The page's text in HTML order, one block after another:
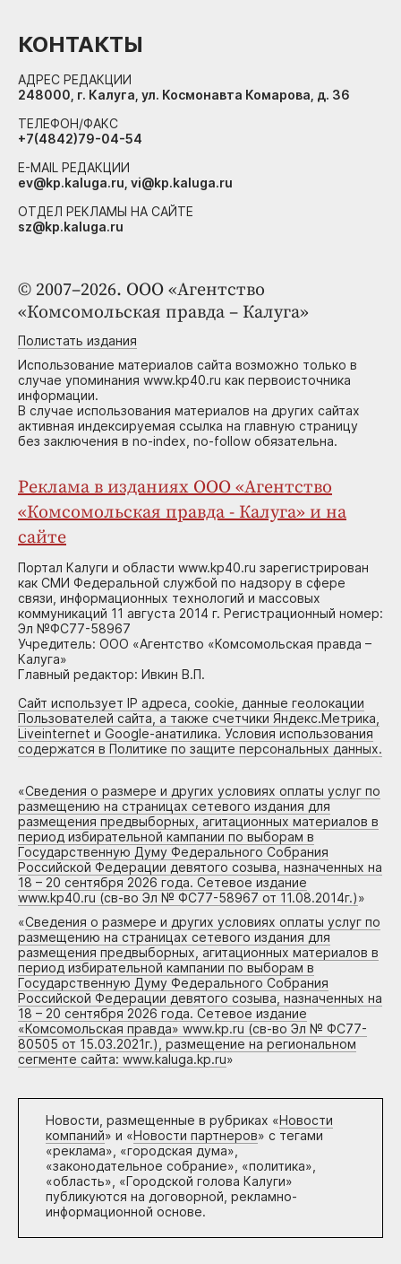
© 2007–2026. ООО «Агентство
«Комсомольская правда – Калуга»
Полистать издания
Использование материалов сайта возможно только в
случае упоминания www.kp40.ru как первоисточника
информации.
В случае использования материалов на других сайтах
активная индексируемая ссылка на главную страницу
без заключения в no-index, no-follow обязательна.
Реклама в изданиях ООО «Агентство
«Комсомольская правда - Калуга» и на
сайте
Портал Калуги и области www.kp40.ru зарегистрирован
как СМИ Федеральной службой по надзору в сфере
связи, информационных технологий и массовых
коммуникаций 11 августа 2014 г. Регистрационный номер:
Эл №ФС77-58967
Учредитель: ООО «Агентство «Комсомольская правда –
Калуга»
Главный редактор: Ивкин В.П.
Сайт использует IP адреса, cookie, данные геолокации
Пользователей сайта, а также счетчики Яндекс.Метрика,
Liveinternet и Google-анатилика. Условия использования
содержатся в Политике по защите персональных данных.
«Сведения о размере и других условиях оплаты услуг по
размещению на страницах сетевого издания для
размещения предвыборных, агитационных материалов в
период избирательной кампании по выборам в
Государственную Думу Федерального Собрания
Российской Федерации девятого созыва, назначенных на
18 – 20 сентября 2026 года. Сетевое издание
www.kp40.ru (св-во Эл № ФС77-58967 от 11.08.2014г.)»
«Сведения о размере и других условиях оплаты услуг по
размещению на страницах сетевого издания для
размещения предвыборных, агитационных материалов в
период избирательной кампании по выборам в
Государственную Думу Федерального Собрания
Российской Федерации девятого созыва, назначенных на
18 – 20 сентября 2026 года. Сетевое издание
«Комсомольская правда» www.kp.ru (св-во Эл № ФС77-
80505 от 15.03.2021г.), размещение на региональном
сегменте сайта: www.kaluga.kp.ru»
Новости, размещенные в рубриках «Новости
компаний» и «Новости партнеров» с тегами
«реклама», «городская дума»,
«законодательное собрание», «политика»,
«область», «Городской голова Калуги»
публикуются на договорной, рекламно-
информационной основе.
КОНТАКТЫ
АДРЕС РЕДАКЦИИ
248000, г. Калуга, ул. Космонавта Комарова, д. 36
ТЕЛЕФОН/ФАКС
+7(4842)79-04-54
E-MAIL РЕДАКЦИИ
ev@kp.kaluga.ru, vi@kp.kaluga.ru
ОТДЕЛ РЕКЛАМЫ НА САЙТЕ
sz@kp.kaluga.ru